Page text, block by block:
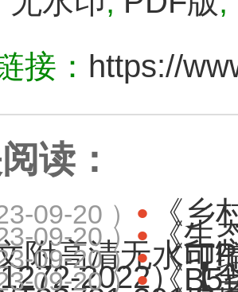
接： https://
读：
09-20 ）
《
文附高清无水印
09-20 ）
《生
2022）
09-20 ） 《可
09-20 ） 《B5